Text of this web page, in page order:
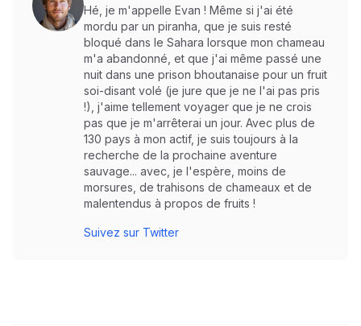
Hé, je m'appelle Evan ! Même si j'ai été
mordu par un piranha, que je suis resté
bloqué dans le Sahara lorsque mon chameau
m'a abandonné, et que j'ai même passé une
nuit dans une prison bhoutanaise pour un fruit
soi-disant volé (je jure que je ne l'ai pas pris
!), j'aime tellement voyager que je ne crois
pas que je m'arrêterai un jour. Avec plus de
130 pays à mon actif, je suis toujours à la
recherche de la prochaine aventure
sauvage... avec, je l'espère, moins de
morsures, de trahisons de chameaux et de
malentendus à propos de fruits !
Suivez sur Twitter